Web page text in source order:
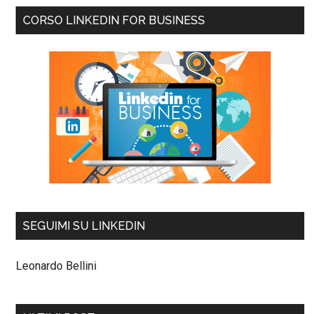
CORSO LINKEDIN FOR BUSINESS
SEGUIMI SU LINKEDIN
Leonardo Bellini